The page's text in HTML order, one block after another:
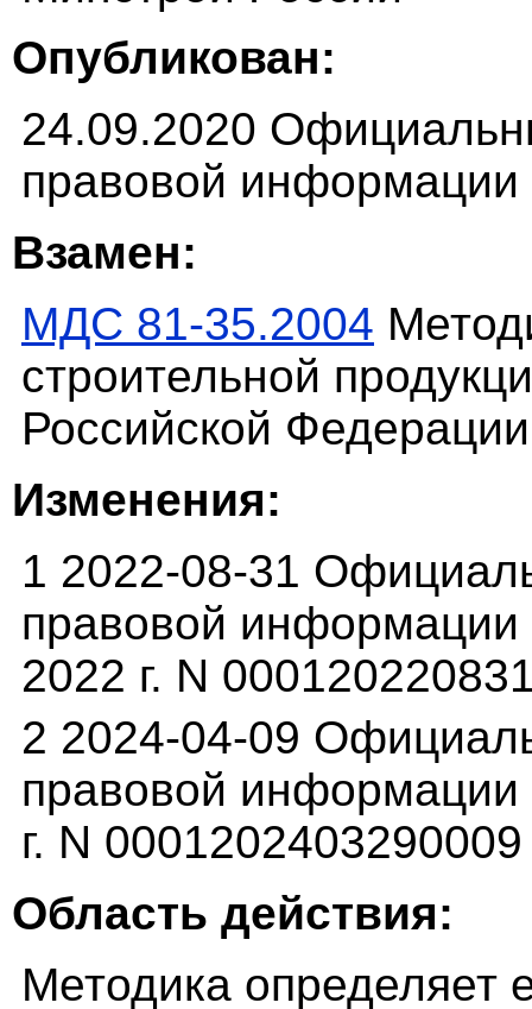
Опубликован:
24.09.2020
правовой информации
Взамен:
МДС 81-35.2004
строительной
Российской Федерации
Изменения:
1 2022-08-31
правовой информации
2022 г. N
2 2024-04-09
правовой информации
г. N 0001202403290009
Область действия:
Методика определяет